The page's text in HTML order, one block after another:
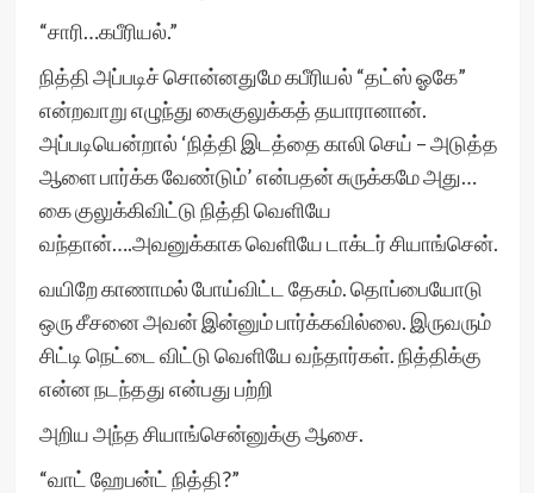
“சாரி…கபீரியல்.”
நித்தி அப்படிச் சொன்னதுமே கபீரியல் “தட்ஸ் ஓகே”
என்றவாறு எழுந்து கைகுலுக்கத் தயாரானான்.
அப்படியென்றால் ‘நித்தி இடத்தை காலி செய் – அடுத்த
ஆளை பார்க்க வேண்டும்’ என்பதன் சுருக்கமே அது…
கை குலுக்கிவிட்டு நித்தி வெளியே
வந்தான்….அவனுக்காக வெளியே டாக்டர் சியாங்சென்.
வயிறே காணாமல் போய்விட்ட தேகம். தொப்பையோடு
ஒரு சீசனை அவன் இன்னும் பார்க்கவில்லை. இருவரும்
சிட்டி நெட்டை விட்டு வெளியே வந்தார்கள். நித்திக்கு
என்ன நடந்தது என்பது பற்றி
அறிய அந்த சியாங்சென்னுக்கு ஆசை.
“வாட் ஹேபன்ட் நித்தி?”